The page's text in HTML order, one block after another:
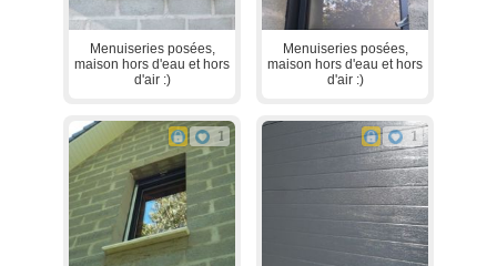
Menuiseries posées,
maison hors d'eau et hors
d'air :)
Menuiseries posées,
maison hors d'eau et hors
d'air :)
1 1